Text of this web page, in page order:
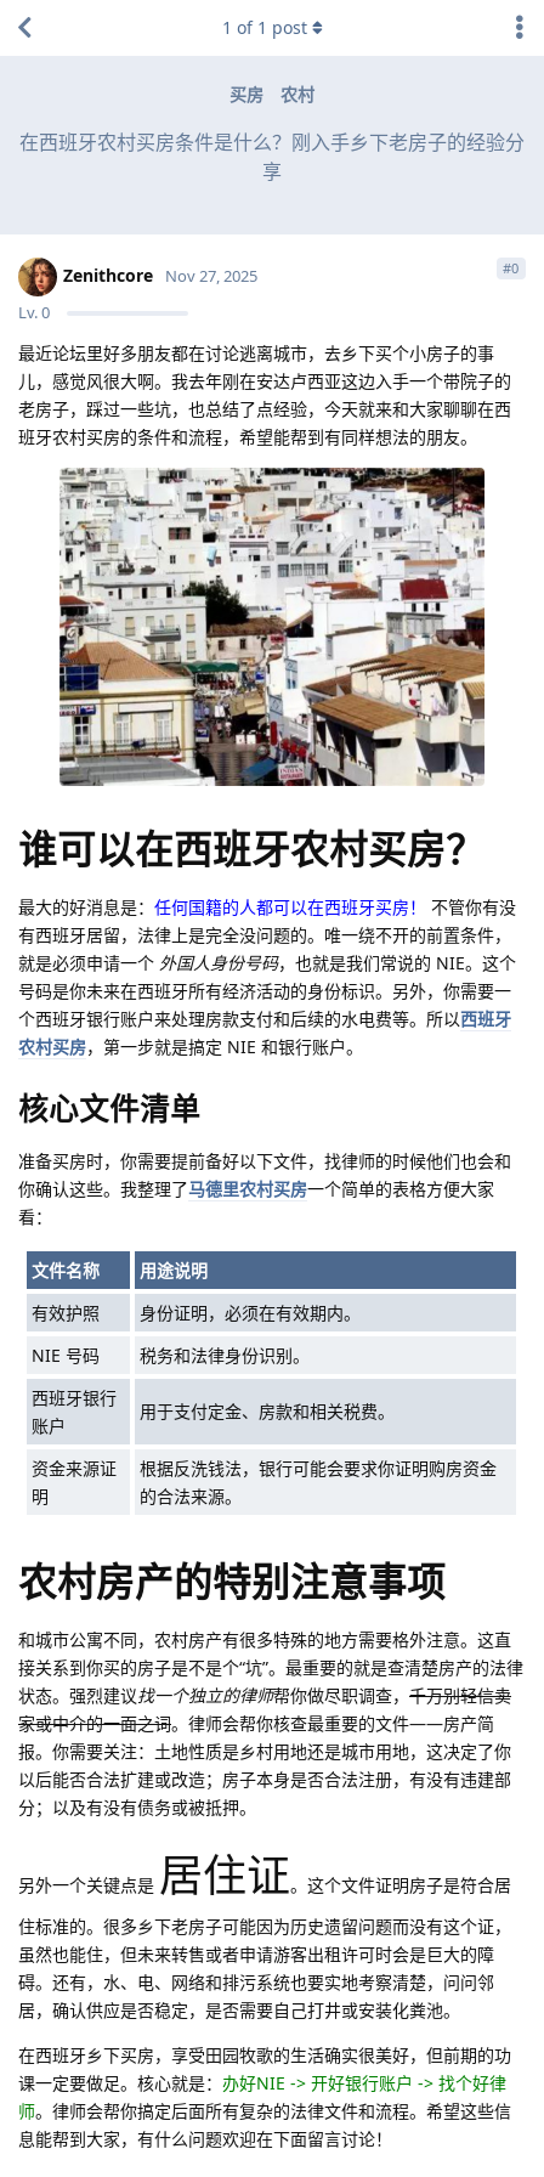
买房 农村
在西班牙农村买房条件是什么？刚入手乡下老房子的经验分
享
1 of 1 post
Zenithcore
Lv.0
Nov 27, 2025 #0
最近论坛里好多朋友都在讨论逃离城市，去乡下买个小房子的事
儿，感觉风很大啊。我去年刚在安达卢西亚这边入手一个带院子的
老房子，踩过一些坑，也总结了点经验，今天就来和大家聊聊在西
班牙农村买房的条件和流程，希望能帮到有同样想法的朋友。
谁可以在西班牙农村买房？
最大的好消息是： 任何国籍的人都可以在西班牙买房！
不管你有没
有西班牙居留，法律上是完全没问题的。唯一绕不开的前置条件，
就是必须申请一个 外国人身份号码，也就是我们常说的 NIE。这个
号码是你未来在西班牙所有经济活动的身份标识。另外，你需要一
个西班牙银行账户来处理房款支付和后续的水电费等。所以西班牙
农村买房，第一步就是搞定 NIE 和银行账户。
核心文件清单
准备买房时，你需要提前备好以下文件，找律师的时候他们也会和
你确认这些。我整理了马德里农村买房一个简单的表格方便大家
看：
文件名称
用途说明
有效护照
身份证明，必须在有效期内。
NIE 号码
税务和法律身份识别。
西班牙银行
账户
用于支付定金、房款和相关税费。
资金来源证
明
根据反洗钱法，银行可能会要求你证明购房资金
的合法来源。
农村房产的特别注意事项
和城市公寓不同，农村房产有很多特殊的地方需要格外注意。这直
接关系到你买的房子是不是个“坑”。最重要的就是查清楚房产的法律
状态。强烈建议找一个独立的律师帮你做尽职调查， 千万别轻信卖
家或中介的一面之词。律师会帮你核查最重要的文件——房产简
报。你需要关注：土地性质是乡村用地还是城市用地，这决定了你
以后能否合法扩建或改造；房子本身是否合法注册，有没有违建部
分；以及有没有债务或被抵押。
另外一个关键点是 居住证。这个文件证明房子是符合居
住标准的。很多乡下老房子可能因为历史遗留问题而没有这个证，
虽然也能住，但未来转售或者申请游客出租许可时会是巨大的障
碍。还有，水、电、网络和排污系统也要实地考察清楚，问问邻
居，确认供应是否稳定，是否需要自己打井或安装化粪池。
在西班牙乡下买房，享受田园牧歌的生活确实很美好，但前期的功
课一定要做足。核心就是： 办好NIE -> 开好银行账户 -> 找个好律
师。律师会帮你搞定后面所有复杂的法律文件和流程。希望这些信
息能帮到大家，有什么问题欢迎在下面留言讨论！